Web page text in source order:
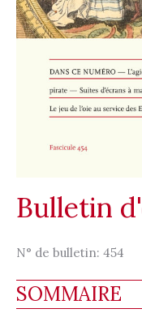
Bulletin
N° de bulletin: 454
SOMMAIRE